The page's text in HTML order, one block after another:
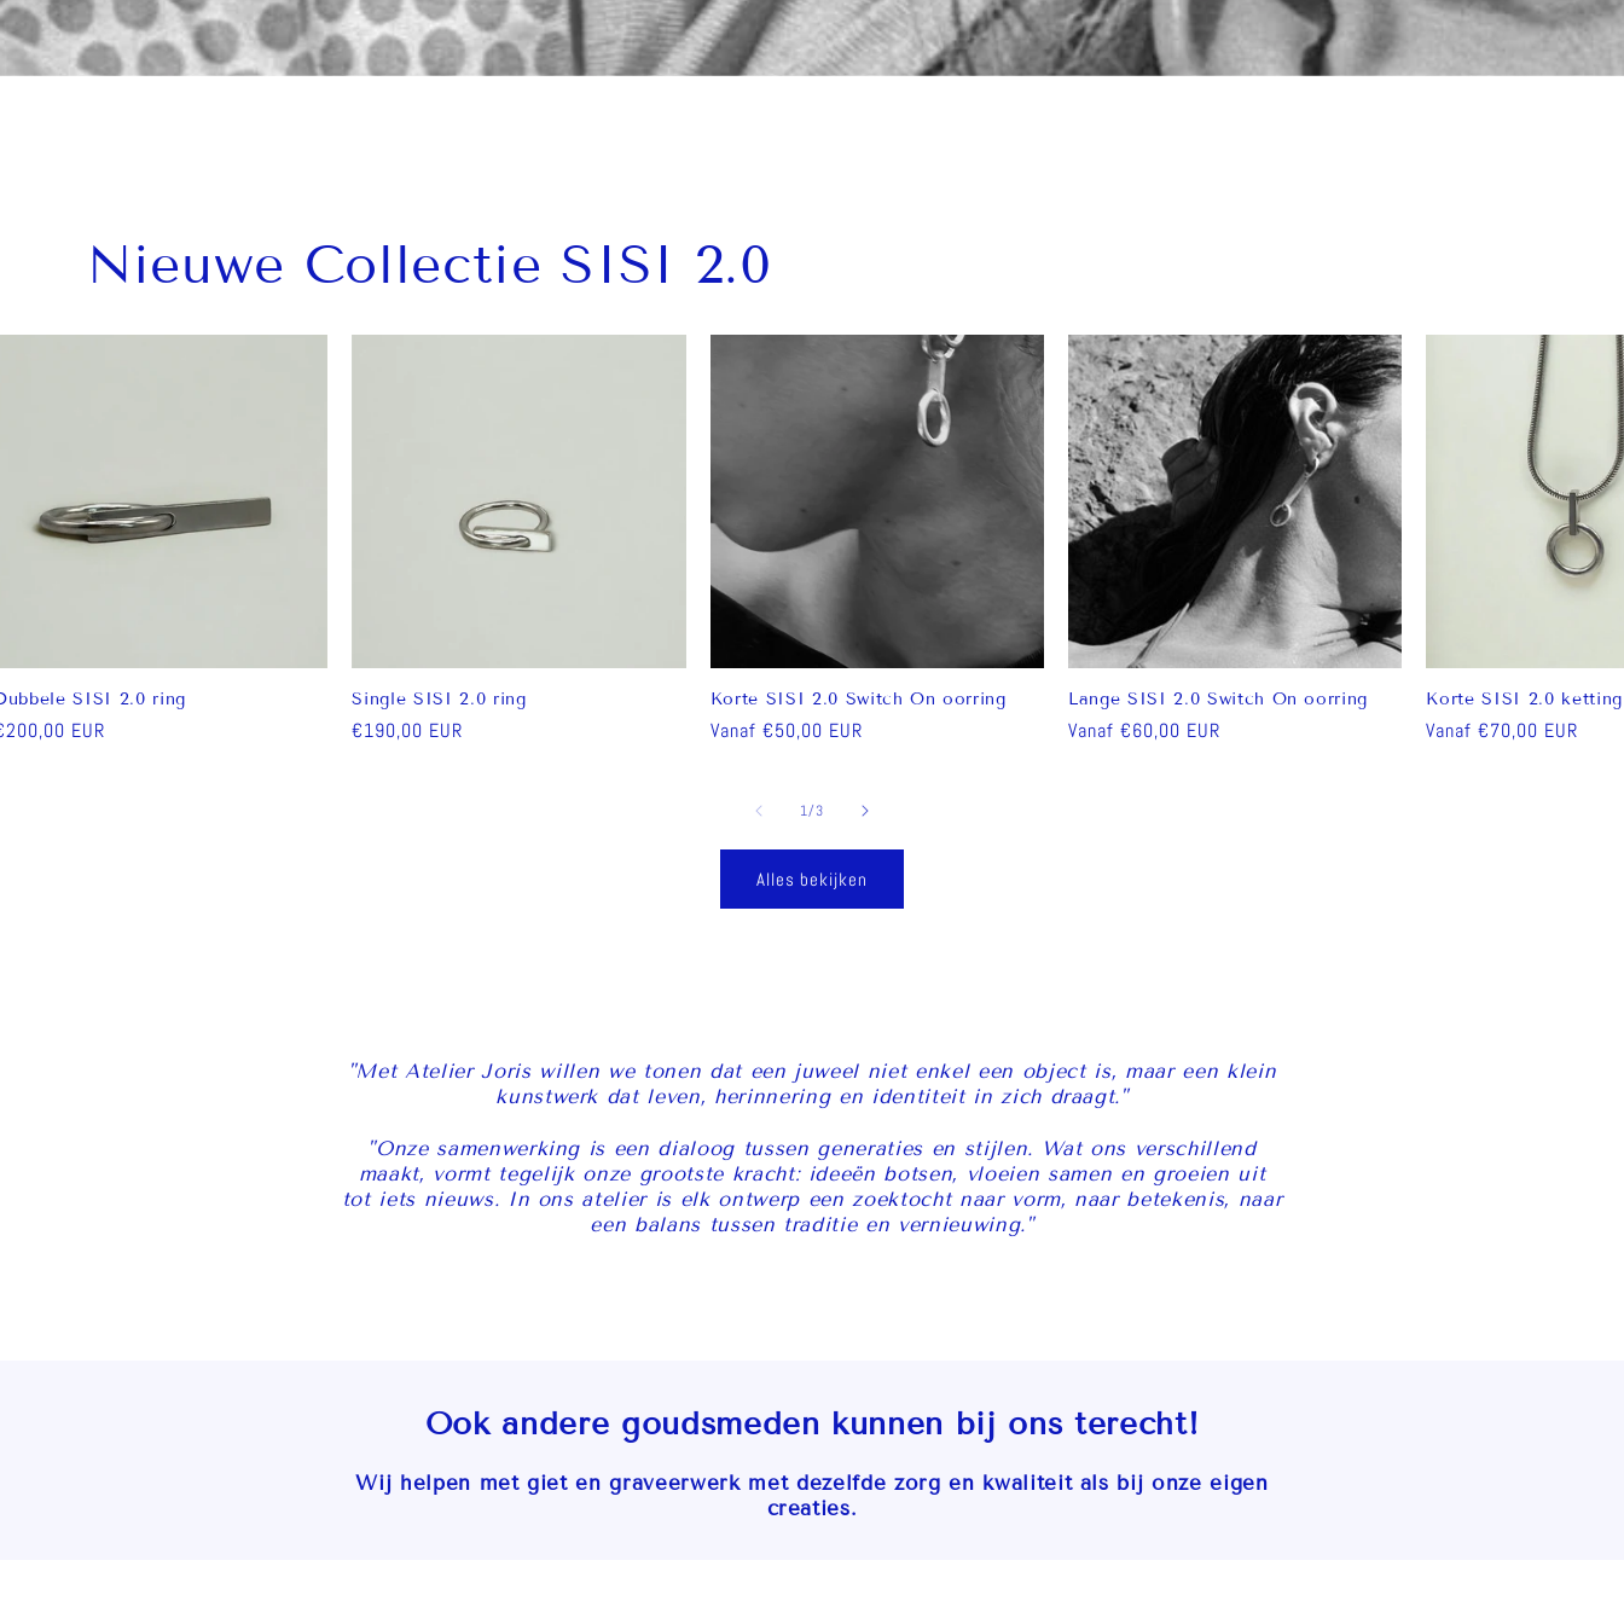
Nieuwe Collectie SISI 2.0
SISI 2.0 ring
EUR
Single SISI 2.0 ring
Normale
€190,00 EUR
Korte SISI 2.0 Switch On oorring
Normale
Vanaf €50,00 EUR
Lange SISI 2.0 Switch On oorring
Normale
Vanaf €60,00 EUR
Korte SISI 2.0 ketting
Normale
Vanaf €70,00 EUR
1/van
3
Alles bekijken
"Met Atelier Joris willen we tonen dat een juweel niet enkel een object is, maar een klein
kunstwerk dat leven, herinnering en identiteit in zich draagt."
"Onze samenwerking is een dialoog tussen generaties en stijlen. Wat ons verschillend
maakt, vormt tegelijk onze grootste kracht: ideeën botsen, vloeien samen en groeien uit
tot iets nieuws. In ons atelier is elk ontwerp een zoektocht naar vorm, naar betekenis, naar
een balans tussen traditie en vernieuwing."
Ook andere goudsmeden kunnen bij ons terecht!
Wij helpen met giet en graveerwerk met dezelfde zorg en kwaliteit als bij onze eigen
creaties.